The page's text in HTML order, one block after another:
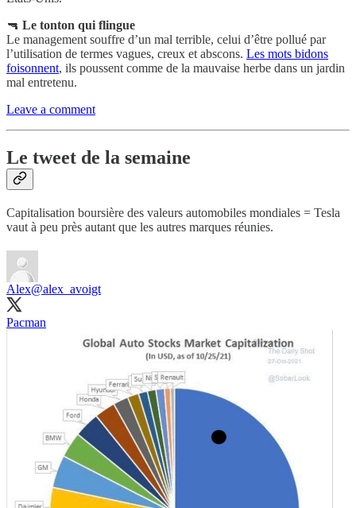
🔫 Le tonton qui flingue
Le management souffre d’un mal terrible, celui d’être pollué par
l’utilisation de termes vagues, creux et abscons. Les mots bidons
foisonnent, ils poussent comme de la mauvaise herbe dans un jardin
mal entretenu.
Leave a comment
Le tweet de la semaine
Capitalisation boursière des valeurs automobiles mondiales = Tesla
vaut à peu près autant que les autres marques réunies.
Alex@alex_avoigt
Pacman